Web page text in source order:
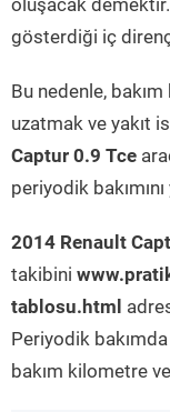
oluşacak demektir.
gösterdiği iç
Bu nedenle,
uzatmak ve yakıt
Captur 0.9 Tce
periyodik
2014 Renault
takibini
tablosu.html
Periyodik
bakım kilometre